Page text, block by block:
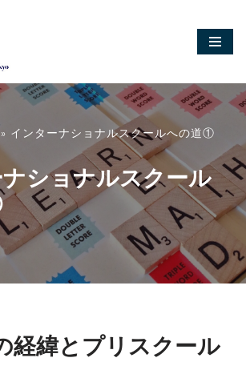
» インターナショナルスクールへの道①
ショナルスクール
経緯とプリスクール